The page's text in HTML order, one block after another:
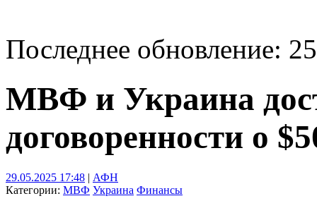
Последнее обновление:
МВФ и Украина
договоренности о
29.05.2025 17:48 | АФН
Категории: МВФ Украина Финансы